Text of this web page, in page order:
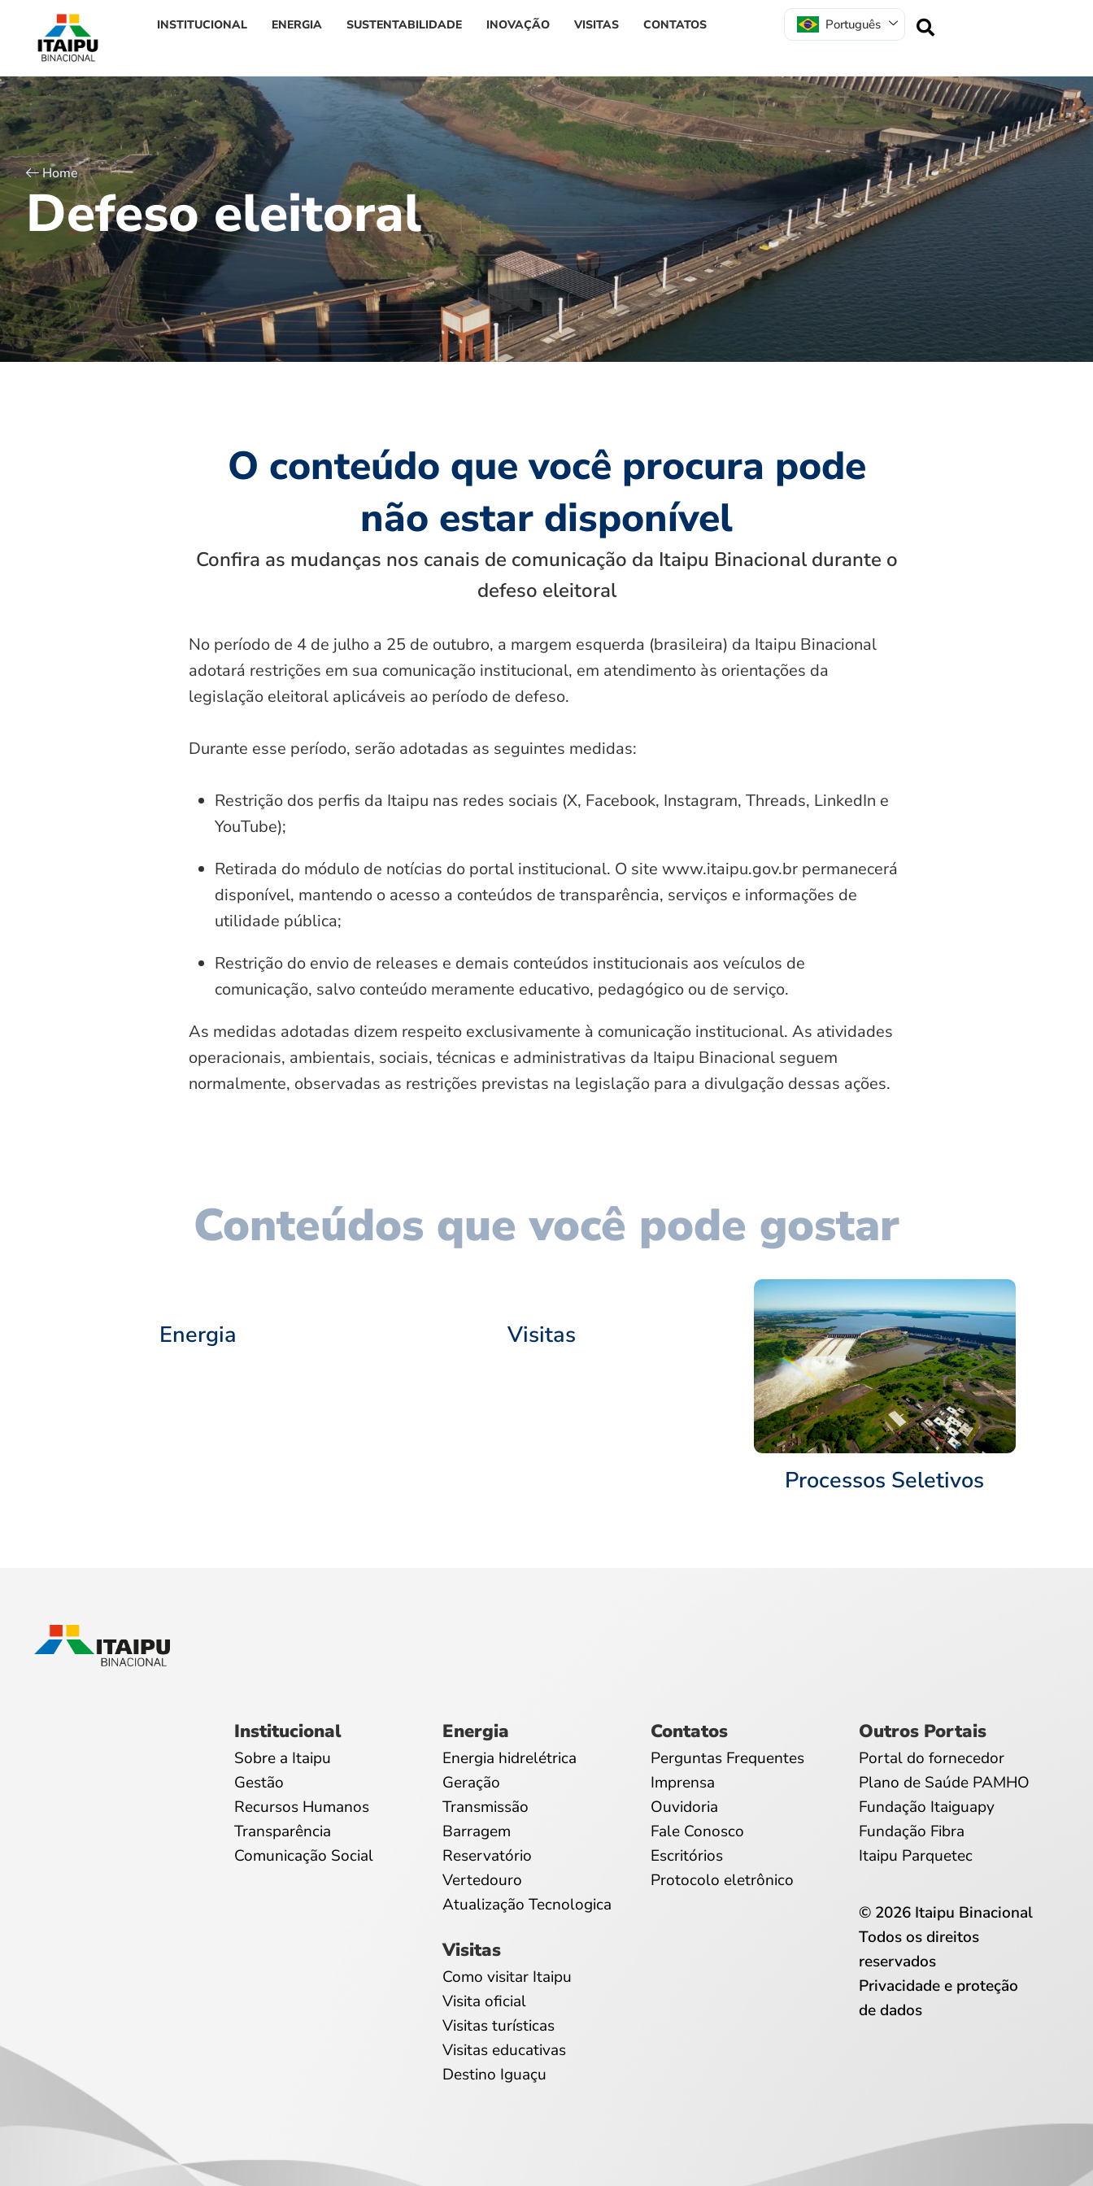
INSTITUCIONAL ENERGIA SUSTENTABILIDADE INOVAÇÃO VISITAS CONTATOS Português
Home
Defeso eleitoral
O conteúdo que você procura pode
não estar disponível
Confira as mudanças nos canais de comunicação da Itaipu Binacional durante o
defeso eleitoral
No período de 4 de julho a 25 de outubro, a margem esquerda (brasileira) da Itaipu Binacional
adotará restrições em sua comunicação institucional, em atendimento às orientações da
legislação eleitoral aplicáveis ao período de defeso.
Durante esse período, serão adotadas as seguintes medidas:
Restrição dos perfis da Itaipu nas redes sociais (X, Facebook, Instagram, Threads, LinkedIn e
YouTube);
Retirada do módulo de notícias do portal institucional. O site www.itaipu.gov.br permanecerá
disponível, mantendo o acesso a conteúdos de transparência, serviços e informações de
utilidade pública;
Restrição do envio de releases e demais conteúdos institucionais aos veículos de
comunicação, salvo conteúdo meramente educativo, pedagógico ou de serviço.
As medidas adotadas dizem respeito exclusivamente à comunicação institucional. As atividades
operacionais, ambientais, sociais, técnicas e administrativas da Itaipu Binacional seguem
normalmente, observadas as restrições previstas na legislação para a divulgação dessas ações.
Conteúdos que você pode gostar
Energia Visitas
Processos Seletivos
Institucional
Sobre a Itaipu
Gestão
Recursos Humanos
Transparência
Comunicação Social
Energia
Energia hidrelétrica
Geração
Transmissão
Barragem
Reservatório
Vertedouro
Atualização Tecnologica
Visitas
Como visitar Itaipu
Visita oficial
Visitas turísticas
Visitas educativas
Destino Iguaçu
Contatos
Perguntas Frequentes
Imprensa
Ouvidoria
Fale Conosco
Escritórios
Protocolo eletrônico
Outros Portais
Portal do fornecedor
Plano de Saúde PAMHO
Fundação Itaiguapy
Fundação Fibra
Itaipu Parquetec
© 2026 Itaipu Binacional
Todos os direitos
reservados
Privacidade e proteção
de dados